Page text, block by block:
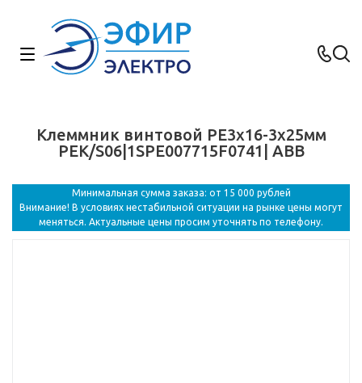
Клеммник винтовой PE3x16-3х25мм
PEK/S06|1SPE007715F0741| ABB
Минимальная сумма заказа: от 15 000 рублей
Внимание! В условиях нестабильной ситуации на рынке цены могут
меняться. Актуальные цены просим уточнять по телефону.